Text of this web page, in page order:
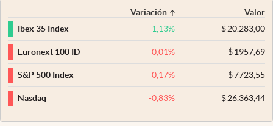
Variación
Valor
Ibex 35 Index
1,13% $20.283,00
Euronext 100 ID -0,01% $1957,69
S&P 500 Index -0,17% $7723,55
Nasdaq -0,83% $26.363,44